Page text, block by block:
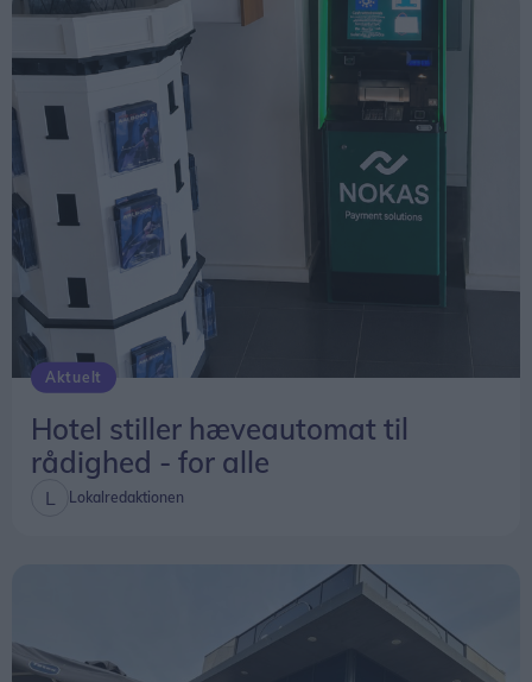
Aktuelt
Hotel stiller hæveautomat til
rådighed - for alle
Lokalredaktionen